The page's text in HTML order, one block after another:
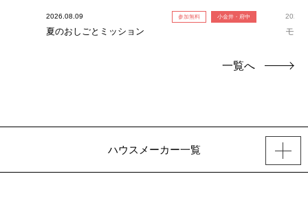
2026.08.09 参加無料 小金井・府中
夏のおしごとミッション モデ
一覧へ
ハウスメーカー一覧